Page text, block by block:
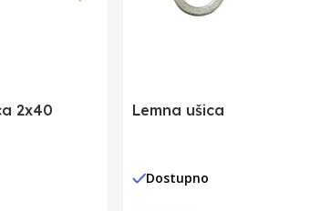
2x40 Lemna ušica
Dostupno